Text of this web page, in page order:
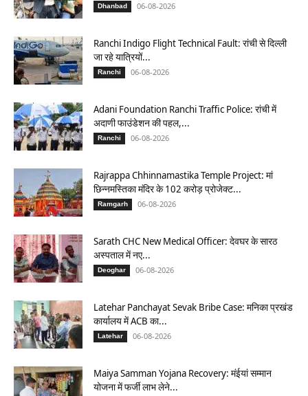
Dhanbad 06-08-2026
Ranchi Indigo Flight Technical Fault: रांची से दिल्ली
जा रहे यात्रियों...
Ranchi 06-08-2026
Adani Foundation Ranchi Traffic Police: रांची में
अदाणी फाउंडेशन की पहल,...
Ranchi 06-08-2026
Rajrappa Chhinnamastika Temple Project: मां
छिन्नमस्तिका मंदिर के 102 करोड़ प्रोजेक्ट...
Ramgarh 06-08-2026
Sarath CHC New Medical Officer: देवघर के सारठ
अस्पताल में नए...
Deoghar 06-08-2026
Latehar Panchayat Sevak Bribe Case: मनिका प्रखंड
कार्यालय में ACB का...
Latehar 06-08-2026
Maiya Samman Yojana Recovery: मंईयां सम्मान
योजना में फर्जी लाभ लेने...